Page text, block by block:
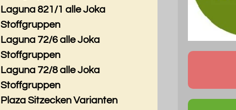
Laguna 821/1 alle Joka
Stoffgruppen
Laguna 72/6 alle Joka
Stoffgruppen
Laguna 72/8 alle Joka
Stoffgruppen
Plaza Sitzecken Varianten